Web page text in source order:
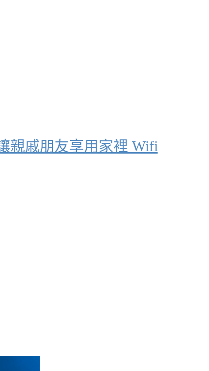
親戚朋友享用家裡 Wifi